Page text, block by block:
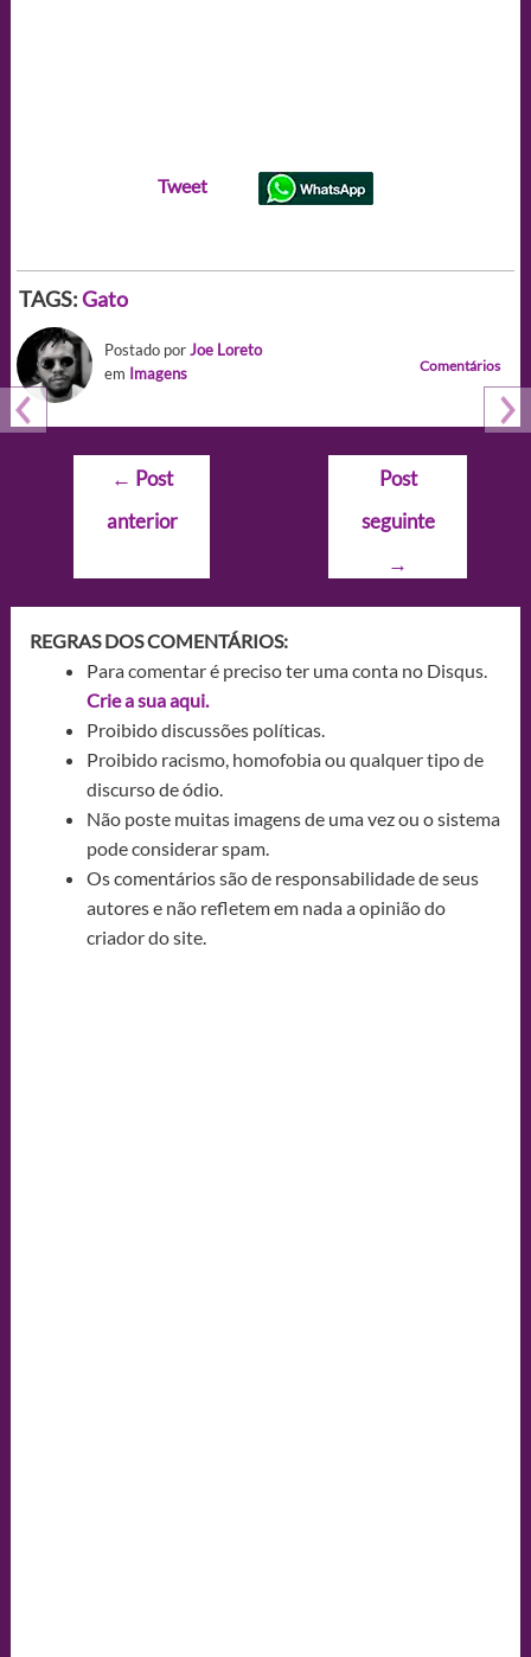
Tweet
TAGS:Gato
Postado porJoe Loreto
em Imagens Comentários
Navegação
Post
← Post
anterior
Post
seguinte
→
REGRAS DOS COMENTÁRIOS:
Para comentar é preciso ter uma conta no Disqus.
Crie a sua aqui.
Proibido discussões políticas.
Proibido racismo, homofobia ou qualquer tipo de
discurso de ódio.
Não poste muitas imagens de uma vez ou o sistema
pode considerar spam.
Os comentários são de responsabilidade de seus
autores e não refletem em nada a opinião do
criador do site.